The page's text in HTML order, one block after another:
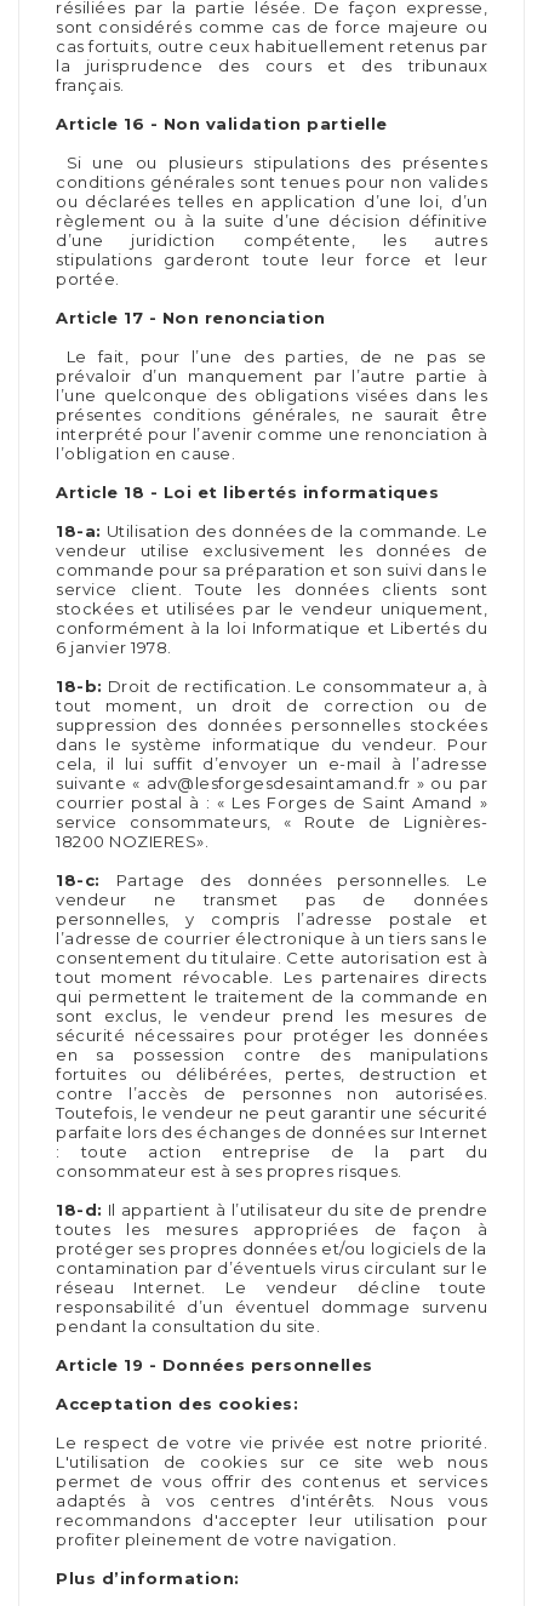
résiliées par la partie lésée. De façon expresse,
sont considérés comme cas de force majeure ou
cas fortuits, outre ceux habituellement retenus par
la jurisprudence des cours et des tribunaux
français.
Article 16 - Non validation partielle
Si une ou plusieurs stipulations des présentes
conditions générales sont tenues pour non valides
ou déclarées telles en application d’une loi, d’un
règlement ou à la suite d’une décision définitive
d’une juridiction compétente, les autres
stipulations garderont toute leur force et leur
portée.
Article 17 - Non renonciation
Le fait, pour l’une des parties, de ne pas se
prévaloir d’un manquement par l’autre partie à
l’une quelconque des obligations visées dans les
présentes conditions générales, ne saurait être
interprété pour l’avenir comme une renonciation à
l’obligation en cause.
Article 18 - Loi et libertés informatiques
18-a: Utilisation des données de la commande. Le
vendeur utilise exclusivement les données de
commande pour sa préparation et son suivi dans le
service client. Toute les données clients sont
stockées et utilisées par le vendeur uniquement,
conformément à la loi Informatique et Libertés du
6 janvier 1978.
18-b: Droit de rectification. Le consommateur a, à
tout moment, un droit de correction ou de
suppression des données personnelles stockées
dans le système informatique du vendeur. Pour
cela, il lui suffit d’envoyer un e-mail à l’adresse
suivante « adv@lesforgesdesaintamand.fr » ou par
courrier postal à : « Les Forges de Saint Amand »
service consommateurs, « Route de Lignières-
18200 NOZIERES».
18-c: Partage des données personnelles. Le
vendeur ne transmet pas de données
personnelles, y compris l’adresse postale et
l’adresse de courrier électronique à un tiers sans le
consentement du titulaire. Cette autorisation est à
tout moment révocable. Les partenaires directs
qui permettent le traitement de la commande en
sont exclus, le vendeur prend les mesures de
sécurité nécessaires pour protéger les données
en sa possession contre des manipulations
fortuites ou délibérées, pertes, destruction et
contre l’accès de personnes non autorisées.
Toutefois, le vendeur ne peut garantir une sécurité
parfaite lors des échanges de données sur Internet
: toute action entreprise de la part du
consommateur est à ses propres risques.
18-d: Il appartient à l’utilisateur du site de prendre
toutes les mesures appropriées de façon à
protéger ses propres données et/ou logiciels de la
contamination par d’éventuels virus circulant sur le
réseau Internet. Le vendeur décline toute
responsabilité d’un éventuel dommage survenu
pendant la consultation du site.
Article 19 - Données personnelles
Acceptation des cookies:
Le respect de votre vie privée est notre priorité.
L'utilisation de cookies sur ce site web nous
permet de vous offrir des contenus et services
adaptés à vos centres d'intérêts. Nous vous
recommandons d'accepter leur utilisation pour
profiter pleinement de votre navigation.
Plus d’information: